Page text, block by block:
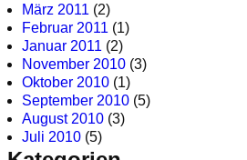
März 2011 (2)
Februar 2011 (1)
Januar 2011 (2)
November 2010 (3)
Oktober 2010 (1)
September 2010 (5)
August 2010 (3)
Juli 2010 (5)